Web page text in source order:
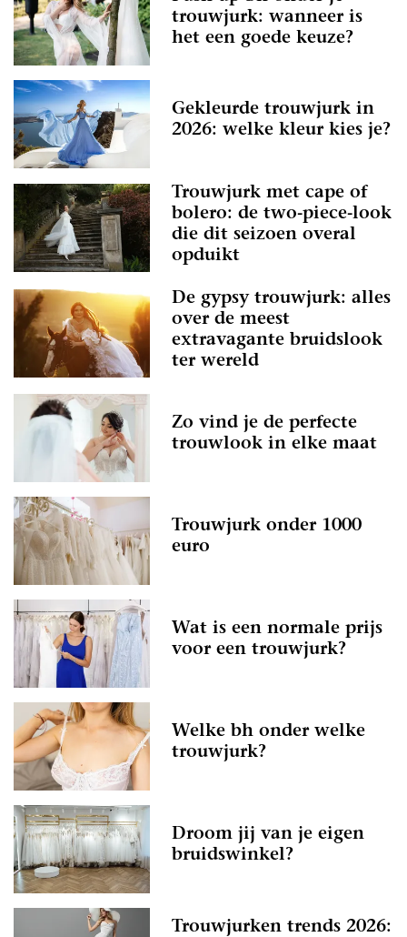
trouwjurk: wanneer is
het een goede keuze?
Gekleurde trouwjurk in
2026: welke kleur kies je?
Trouwjurk met cape of
bolero: de two-piece-look
die dit seizoen overal
opduikt
De gypsy trouwjurk: alles
over de meest
extravagante bruidslook
ter wereld
Zo vind je de perfecte
trouwlook in elke maat
Trouwjurk onder 1000
euro
Wat is een normale prijs
voor een trouwjurk?
Welke bh onder welke
trouwjurk?
Droom jij van je eigen
bruidswinkel?
Trouwjurken trends 2026: